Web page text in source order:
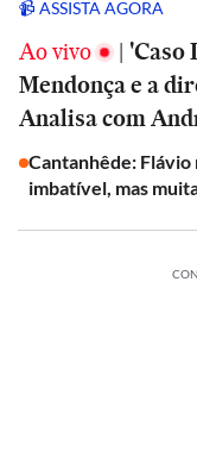
📹 ASSISTA AGORA
Ao vivo | 'Caso
Mendonça e a
Analisa com
Cantanhêde: Flávio
imbatível, mas